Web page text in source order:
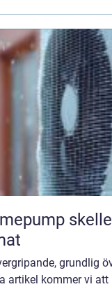
skellefteå energisnål
grundlig
artikel kommer vi